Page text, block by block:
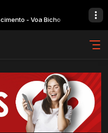
- Voa Bicho